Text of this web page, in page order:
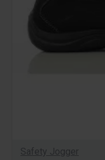
Safety Jogger